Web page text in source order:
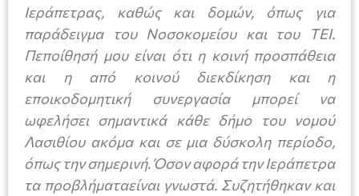
Ιεράπετρας, καθώς και δομών, όπως για
παράδειγμα του Νοσοκομείου και του ΤΕΙ.
Πεποίθησή μου είναι ότι η κοινή προσπάθεια
και η από κοινού διεκδίκηση και η
εποικοδομητική συνεργασία μπορεί να
ωφελήσει σημαντικά κάθε δήμο του νομού
Λασιθίου ακόμα και σε μια δύσκολη περίοδο,
όπως την σημερινή. Όσον αφορά την Ιεράπετρα
τα προβλήματαείναι γνωστά. Συζητήθηκαν και